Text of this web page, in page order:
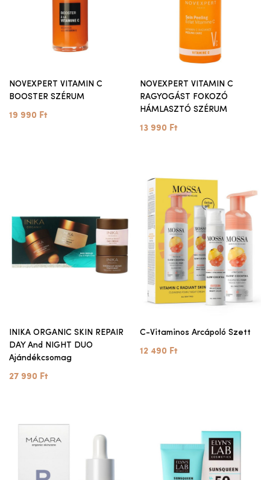
NOVEXPERT VITAMIN C
BOOSTER SZÉRUM
19 990 Ft
NOVEXPERT VITAMIN C
RAGYOGÁST FOKOZÓ
HÁMLASZTÓ SZÉRUM
13 990 Ft
INIKA ORGANIC SKIN REPAIR
DAY And NIGHT DUO
Ajándékcsomag
27 990 Ft
C-Vitaminos Arcápoló Szett
12 490 Ft